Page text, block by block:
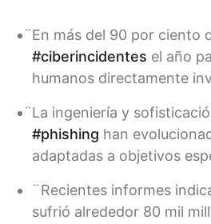
̈En más del 90 por ciento
#ciberincidentes el año
humanos directamente
̈La ingeniería y
#phishing han
adaptadas a objetivos
¨Recientes informes
sufrió alrededor 80 mil